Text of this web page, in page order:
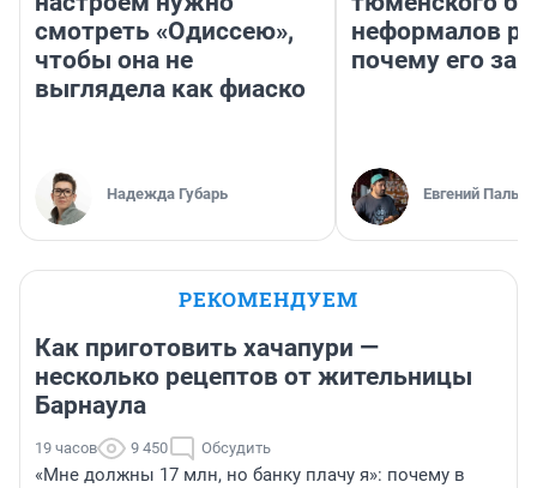
смотреть «Одиссею»,
чтобы она не
выглядела как фиаско
Надежда Губарь
неформалов
почему его
Евгений
РЕКОМЕНДУЕМ
Как приготовить хачапури —
несколько рецептов от жительницы
Барнаула
19 часов 9 450 Обсудить
«Мне должны 17 млн, но банку плачу я»: почему в